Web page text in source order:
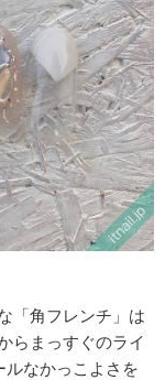
「角フレンチ」は
らまっすぐのライ
ルなかっこよさを